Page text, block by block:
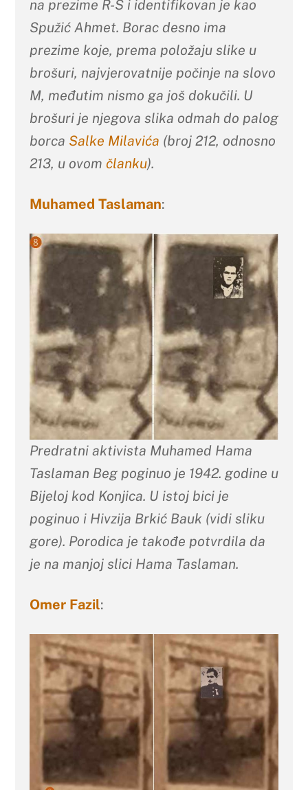
na prezime R-S i identifikovan je kao
Spužić Ahmet. Borac desno ima
prezime koje, prema položaju slike u
brošuri, najvjerovatnije počinje na slovo
M, međutim nismo ga još dokučili. U
brošuri je njegova slika odmah do palog
borca Salke Milavića (broj 212, odnosno
213, u ovom članku).
Muhamed Taslaman:
Predratni aktivista Muhamed Hama
Taslaman Beg poginuo je 1942. godine u
Bijeloj kod Konjica. U istoj bici je
poginuo i Hivzija Brkić Bauk (vidi sliku
gore). Porodica je takođe potvrdila da
je na manjoj slici Hama Taslaman.
Omer Fazil: